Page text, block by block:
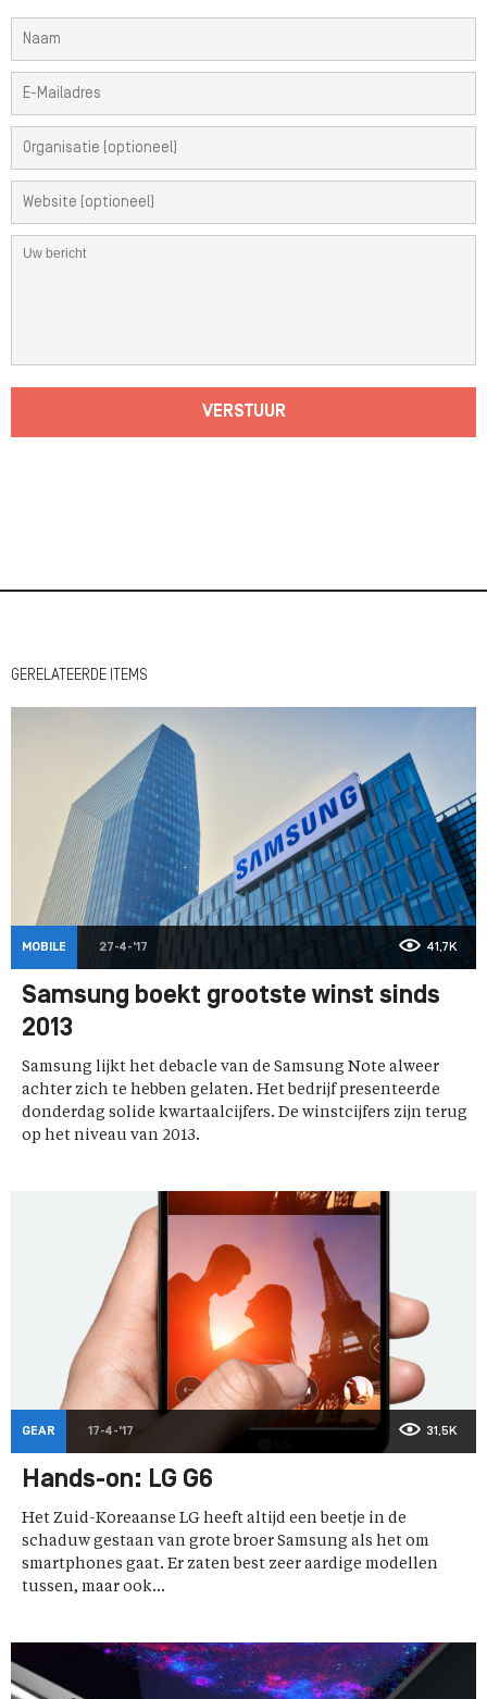
VERSTUUR
GERELATEERDE ITEMS
MOBILE 27-4-'17 41,7K
Samsung boekt grootste winst sinds
2013
Samsung lijkt het debacle van de Samsung Note alweer
achter zich te hebben gelaten. Het bedrijf presenteerde
donderdag solide kwartaalcijfers. De winstcijfers zijn terug
op het niveau van 2013.
GEAR 17-4-'17 31,5K
Hands-on: LG G6
Het Zuid-Koreaanse LG heeft altijd een beetje in de
schaduw gestaan van grote broer Samsung als het om
smartphones gaat. Er zaten best zeer aardige modellen
tussen, maar ook...